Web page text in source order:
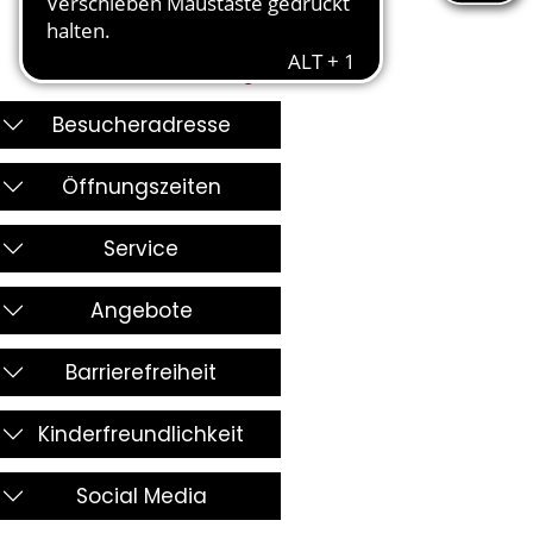
Besucheradresse
Öffnungszeiten
Service
Angebote
Barrierefreiheit
Kinderfreundlichkeit
Social Media